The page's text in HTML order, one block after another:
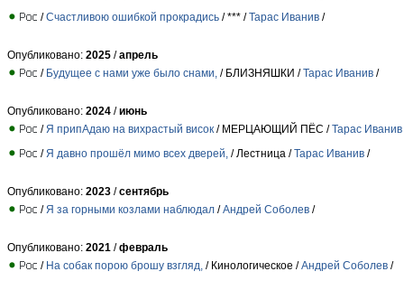
/Счастливою ошибкой прокрадись / *** /Тарас Иванив /
Опубликовано: 2025 /апрель
/ Будущее с нами уже было снами, / БЛИЗНЯШКИ /Тарас Иванив /
Опубликовано: 2024 /июнь
/ Я припАдаю на вихрастый висок / МЕРЦАЮЩИЙ ПЁС /Тарас Иванив
/ Я давно прошёл мимо всех дверей, / Лестница /Тарас Иванив /
Опубликовано: 2023 /сентябрь
/ Я за горными козлами наблюдал /Андрей Соболев /
Опубликовано: 2021 /февраль
/ На собак порою брошу взгляд, / Кинологическое /Андрей Соболев /